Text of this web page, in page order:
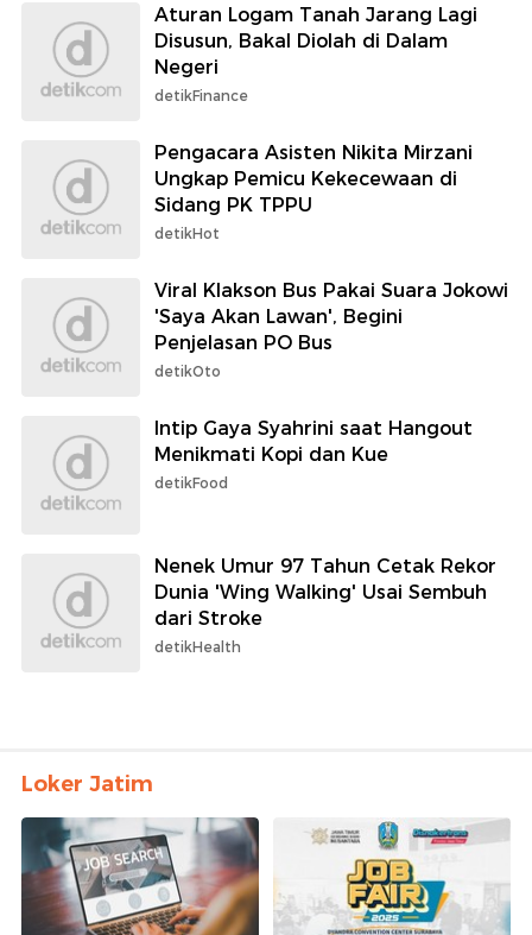
Aturan Logam Tanah Jarang Lagi
Disusun, Bakal Diolah di Dalam
Negeri
detikFinance
Pengacara Asisten Nikita Mirzani
Ungkap Pemicu Kekecewaan di
Sidang PK TPPU
detikHot
Viral Klakson Bus Pakai Suara Jokowi
'Saya Akan Lawan', Begini
Penjelasan PO Bus
detikOto
Intip Gaya Syahrini saat Hangout
Menikmati Kopi dan Kue
detikFood
Nenek Umur 97 Tahun Cetak Rekor
Dunia 'Wing Walking' Usai Sembuh
dari Stroke
detikHealth
Loker Jatim